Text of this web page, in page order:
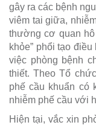
gây ra các bệnh
viêm tai giữa,
thường cơ quan
khỏe” phổi tạo
việc phòng bệnh
thiết. Theo Tổ
phế cầu khuẩn có
nhiễm phế cầu với
Hiện tại, vắc xin